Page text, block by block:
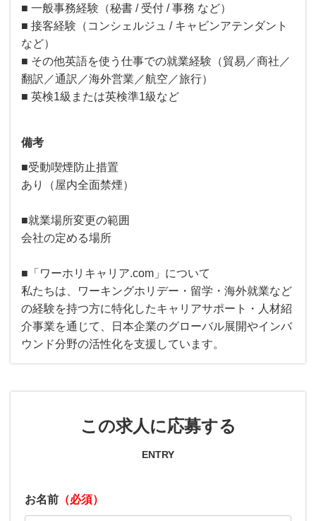
■ 一般事務経験（秘書 / 受付 / 事務 など）
■ 接客経験（コンシェルジュ / キャビンアテンダント
など）
■ その他英語を使う仕事での就業経験（貿易／商社／
翻訳／通訳／海外営業／航空／旅行）
■ 英検1級または英検準1級など
備考
■受動喫煙防止措置
あり（屋内全面禁煙）
■就業場所変更の範囲
会社の定める場所
■「ワーホリキャリア.com」について
私たちは、ワーキングホリデー・留学・海外就業など
の経験を持つ方に特化したキャリアサポート・人材紹
介事業を通じて、日本企業のグローバル展開やインバ
ウンド分野の活性化を支援しています。
この求人に応募する
ENTRY
お名前 （必須）